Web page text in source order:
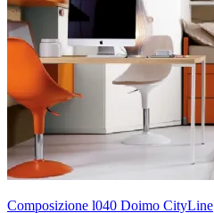
Composizione l040 Doimo CityLine